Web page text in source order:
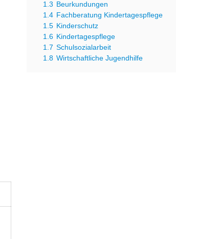
1.3 Beurkundungen
1.4 Fachberatung Kindertagespflege
1.5 Kinderschutz
1.6 Kindertagespflege
1.7 Schulsozialarbeit
1.8 Wirtschaftliche Jugendhilfe